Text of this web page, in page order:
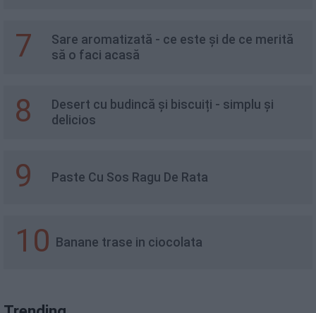
7
Sare aromatizată - ce este și de ce merită
să o faci acasă
8
Desert cu budincă și biscuiți - simplu și
delicios
9 Paste Cu Sos Ragu De Rata
10 Banane trase in ciocolata